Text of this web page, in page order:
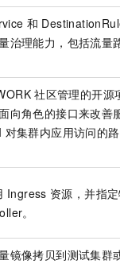
和
治理能力，包括流量
社区管理的开源
向角色的接口来改善
对集群内应用访问的
Ingress 资源，并指
。
镜像拷贝到测试集群